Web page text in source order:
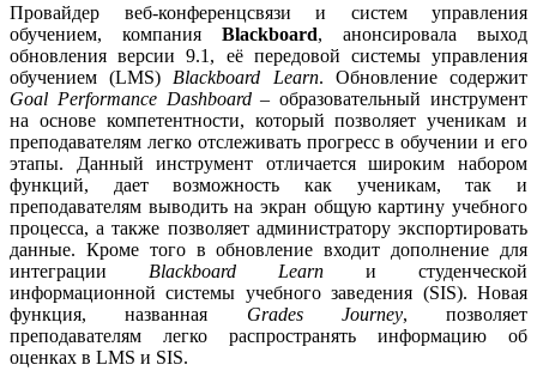
Провайдер веб-конференцсвязи и систем управления
обучением, компания Blackboard, анонсировала выход
обновления версии 9.1, её передовой системы управления
обучением (LMS) Blackboard Learn. Обновление содержит
Goal Performance Dashboard– образовательный инструмент
на основе компетентности, который позволяет ученикам и
преподавателям легко отслеживать прогресс в обучении и его
этапы. Данный инструмент отличается широким набором
функций, дает возможность как ученикам, так и
преподавателям выводить на экран общую картину учебного
процесса, а также позволяет администратору экспортировать
данные. Кроме того в обновление входит дополнение для
интеграции Blackboard Learn и студенческой
информационной системы учебного заведения (SIS). Новая
функция, названная Grades Journey, позволяет
преподавателям легко распространять информацию об
оценках в LMS и SIS.